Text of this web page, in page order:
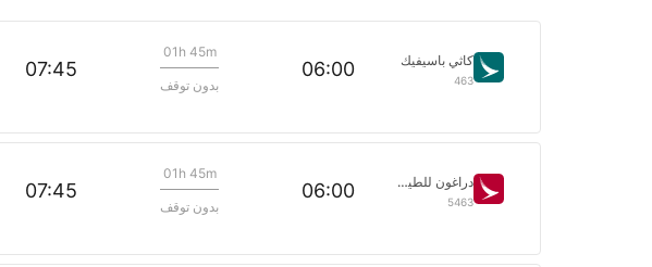
كاثي باسيفيك
463
06:00
01h 45m
بدون توقف
07:45
دراغون للطيران
5463
06:00
01h 45m
بدون توقف
07:45